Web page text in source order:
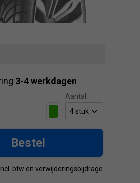
3-4 werkdagen
Aantal:
Bestel
btw en verwijderingsbijdrage